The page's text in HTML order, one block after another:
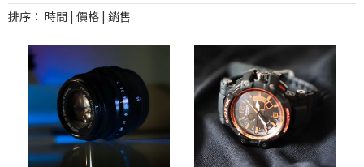
排序： 時間 | 價格 | 銷售